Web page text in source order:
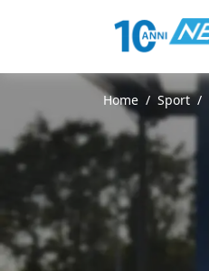
Home Sport